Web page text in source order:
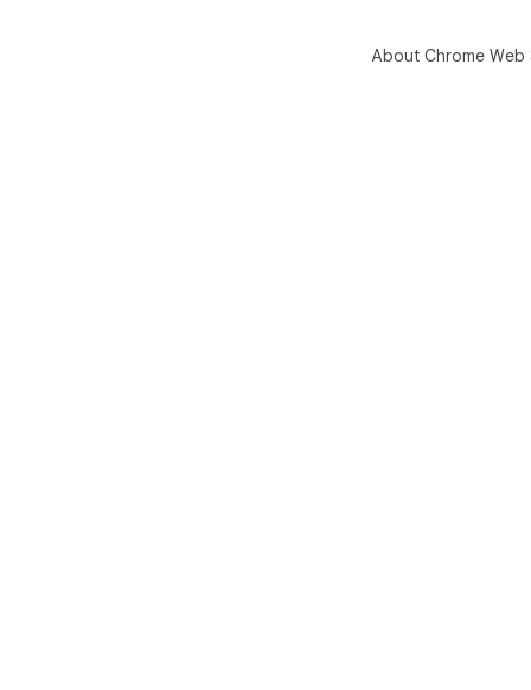
About Chrome Web